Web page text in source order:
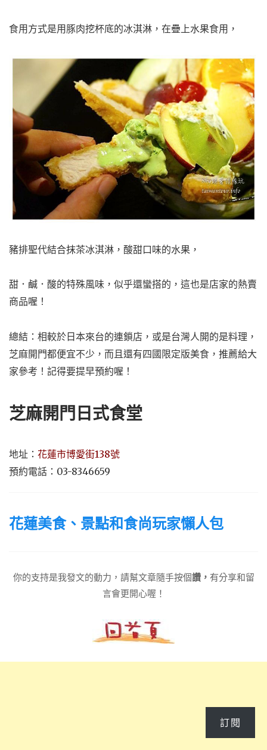
食用方式是用豚肉挖杯底的冰淇淋，在疊上水果食用，
豬排聖代結合抹茶冰淇淋，酸甜口味的水果，
甜．鹹．酸的特殊風味，似乎還蠻搭的，這也是店家的熱賣
商品喔！
總結：相較於日本來台的連鎖店，或是台灣人開的是料理，
芝麻開門都便宜不少，而且還有四國限定版美食，推薦給大
家參考！記得要提早預約喔！
芝麻開門日式食堂
地址： 花蓮市博愛街138號
預約電話：03-8346659
花蓮美食、景點和食尚玩家懶人包
你的支持是我發文的動力，請幫文章隨手按個讚， 有分享和留
言會更開心喔！
訂閱